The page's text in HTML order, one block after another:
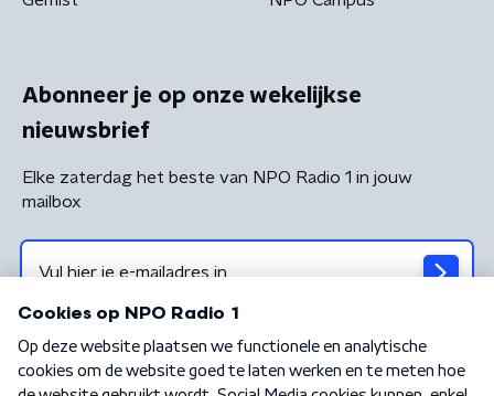
Abonneer je op onze wekelijkse
nieuwsbrief
Elke zaterdag het beste van NPO Radio 1 in jouw
mailbox